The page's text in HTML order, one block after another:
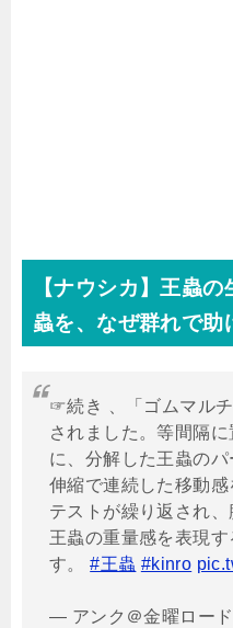
【ナウシカ】王蟲
蟲を、なぜ群れで助
☞続き 、「ゴムマル
されました。等間隔
に、分解した王蟲の
伸縮で連続した移動
テストが繰り返され
王蟲の重量感を表現
す。#王蟲 #kinro
— アンク＠金曜ロー